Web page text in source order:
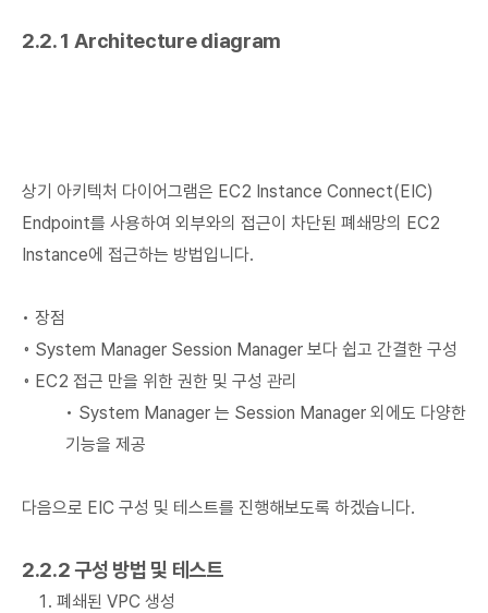
2.2.1 Architecture diagram
상기 아키텍처 다이어그램은 EC2 Instance Connect(EIC)
Endpoint를 사용하여 외부와의 접근이 차단된 폐쇄망의 EC2
Instance에 접근하는 방법입니다.
• 장점
◦ System Manager Session Manager 보다 쉽고 간결한 구성
◦ EC2 접근 만을 위한 권한 및 구성 관리
• System Manager 는 Session Manager 외에도 다양한
기능을 제공
다음으로 EIC 구성 및 테스트를 진행해보도록 하겠습니다.
2.2.2 구성 방법 및 테스트
폐쇄된 VPC 생성